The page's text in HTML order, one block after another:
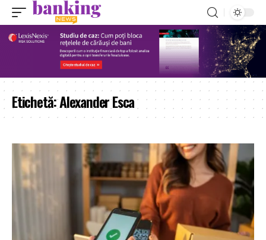
Etichetă:Alexander Esca